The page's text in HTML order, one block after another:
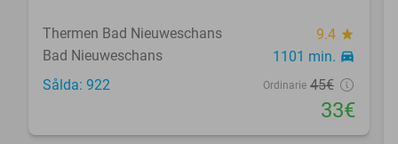
Thermen Bad Nieuweschans 9.4 star
Bad Nieuweschans 1101 min. directions_car
Sålda: 922 Ordinarie 45€
33€